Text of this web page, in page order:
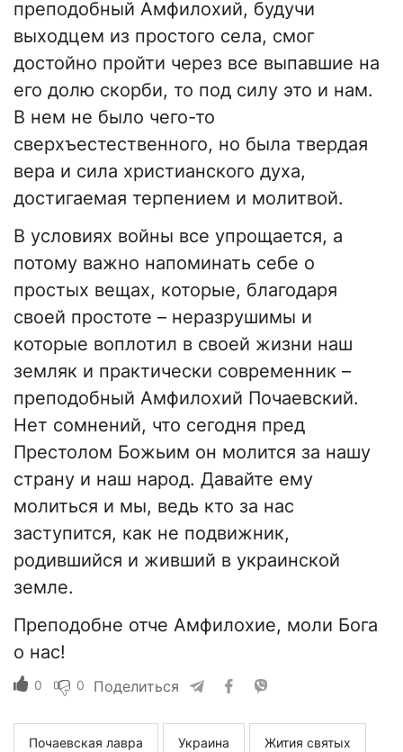
преподобный Амфилохий, будучи
выходцем из простого села, смог
достойно пройти через все выпавшие на
его долю скорби, то под силу это и нам.
В нем не было чего-то
сверхъестественного, но была твердая
вера и сила христианского духа,
достигаемая терпением и молитвой.
В условиях войны все упрощается, а
потому важно напоминать себе о
простых вещах, которые, благодаря
своей простоте – неразрушимы и
которые воплотил в своей жизни наш
земляк и практически современник –
преподобный Амфилохий Почаевский.
Нет сомнений, что сегодня пред
Престолом Божьим он молится за нашу
страну и наш народ. Давайте ему
молиться и мы, ведь кто за нас
заступится, как не подвижник,
родившийся и живший в украинской
земле.
Преподобне отче Амфилохие, моли Бога
о нас!
0 0 Поделиться
Почаевская лавра Украина Жития святых